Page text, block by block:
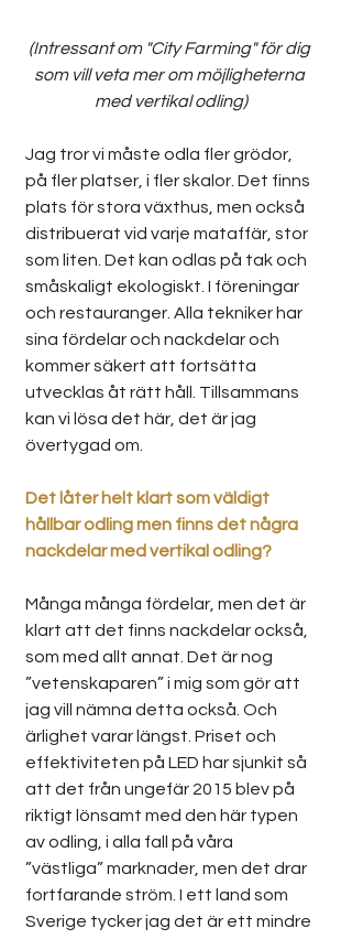
(Intressant om "City Farming" för dig
som vill veta mer om möjligheterna
med vertikal odling)
Jag tror vi måste odla fler grödor,
på fler platser, i fler skalor. Det finns
plats för stora växthus, men också
distribuerat vid varje mataffär, stor
som liten. Det kan odlas på tak och
småskaligt ekologiskt. I föreningar
och restauranger. Alla tekniker har
sina fördelar och nackdelar och
kommer säkert att fortsätta
utvecklas åt rätt håll. Tillsammans
kan vi lösa det här, det är jag
övertygad om.
Det låter helt klart som väldigt
hållbar odling men finns det några
nackdelar med vertikal odling?
Många många fördelar, men det är
klart att det finns nackdelar också,
som med allt annat. Det är nog
”vetenskaparen” i mig som gör att
jag vill nämna detta också. Och
ärlighet varar längst. Priset och
effektiviteten på LED har sjunkit så
att det från ungefär 2015 blev på
riktigt lönsamt med den här typen
av odling, i alla fall på våra
”västliga” marknader, men det drar
fortfarande ström. I ett land som
Sverige tycker jag det är ett mindre